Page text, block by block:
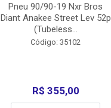
Pneu 90/90-19 Nxr Bros
Diant Anakee Street Lev 52p
(Tubeless...
Código: 35102
R$ 355,00